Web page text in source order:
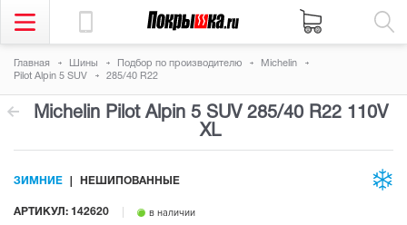
Главная Шины Подбор по производителю
Michelin
Pilot Alpin 5 SUV
285/40 R22
Michelin Pilot Alpin 5 SUV 285/40 R22 110V
XL
АРТИКУЛ: 142620 в наличии
ЗИМНИЕ НЕШИПОВАННЫЕ